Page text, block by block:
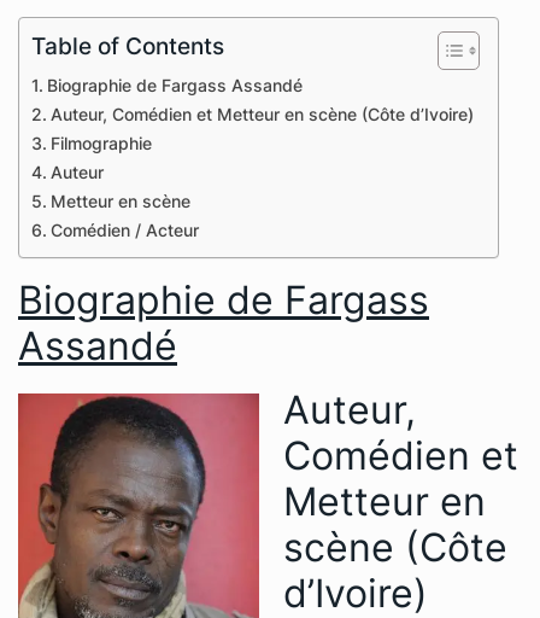
Table of Contents
Biographie de Fargass Assandé
Auteur, Comédien et Metteur en scène (Côte d’Ivoire)
Filmographie
Auteur
Metteur en scène
Comédien / Acteur
Biographie de Fargass
Assandé
Auteur,
Comédien et
Metteur en
scène (Côte
d’Ivoire)